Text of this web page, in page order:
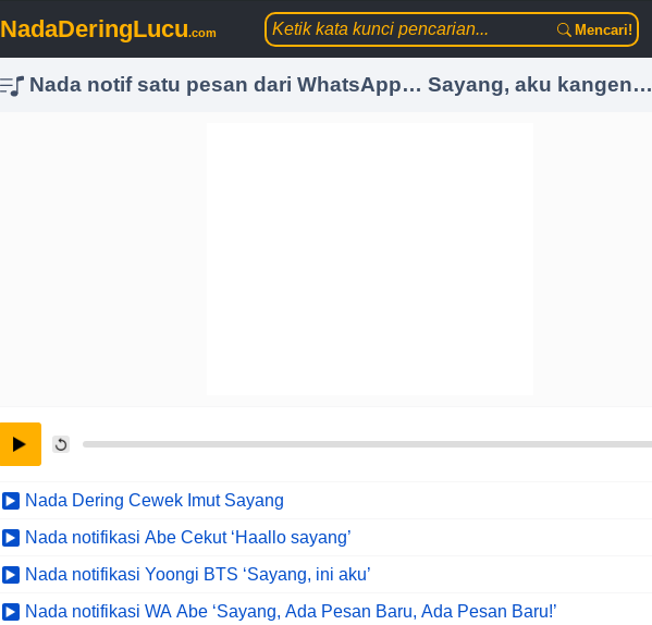
NadaDeringLucu.com Mencari!
Nada notif satu pesan dari WhatsApp… Sayang, aku kangen…
Nada Dering Cewek Imut Sayang
Nada notifikasi Abe Cekut ‘Haallo sayang’
Nada notifikasi Yoongi BTS ‘Sayang, ini aku’
Nada notifikasi WA Abe ‘Sayang, Ada Pesan Baru, Ada Pesan Baru!’